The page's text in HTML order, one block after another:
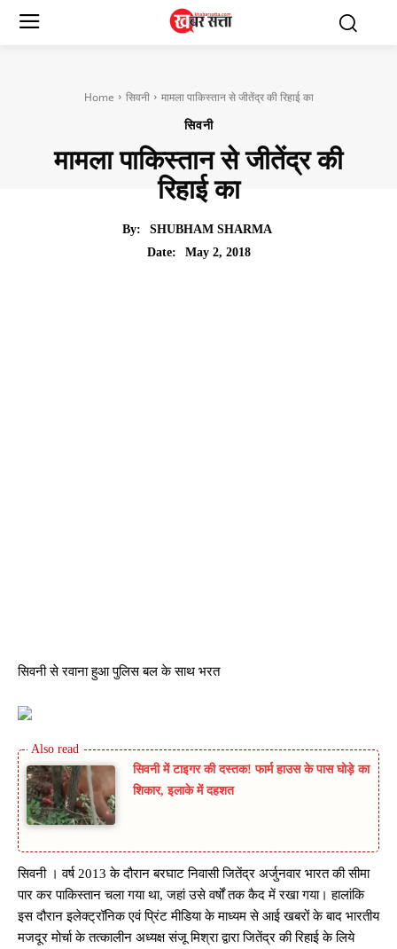
Home सिवनी मामला पाकिस्तान से जीतेंद्र की रिहाई का
सिवनी
मामला पाकिस्तान से जीतेंद्र की
रिहाई का
By:
SHUBHAM SHARMA
Date:
May 2, 2018
सिवनी से रवाना हुआ पुलिस बल के साथ भरत
सिवनी में टाइगर की दस्तक! फार्म हाउस के पास घोड़े का
शिकार, इलाके में दहशत
सिवनी । वर्ष 2013 के दौरान बरघाट निवासी जितेंद्र अर्जुनवार भारत की सीमा
पार कर पाकिस्तान चला गया था, जहां उसे वर्षों तक कैद में रखा गया। हालांकि
इस दौरान इलेक्ट्रॉनिक एवं प्रिंट मीडिया के माध्यम से आई खबरों के बाद भारतीय
मजदूर मोर्चा के तत्कालीन अध्यक्ष संजू मिश्रा द्वारा जितेंद्र की रिहाई के लिये